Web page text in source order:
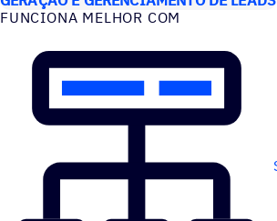
FUNCIONA MELHOR COM